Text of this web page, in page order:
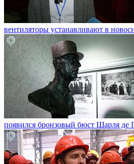
вентиляторы устанавливают в
появился бронзовый бюст Шарля де